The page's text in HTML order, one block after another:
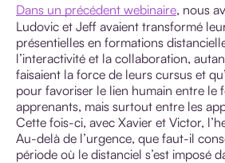
TOUS LES
ARTICLES
AGENDA
Dans un précédent webinaire, nous
Ludovic et Jeff avaient transformé
présentielles en formations
l’interactivité et la collaboration,
faisaient la force de leurs cursus et
pour favoriser le lien humain entre le
apprenants, mais surtout entre les
Cette fois-ci, avec Xavier et Victor,
Au-delà de l’urgence, que faut-il
période où le distanciel s’est imposé